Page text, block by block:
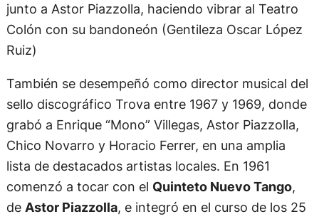
junto a Astor Piazzolla, haciendo vibrar al Teatro
Colón con su bandoneón (Gentileza Oscar López
Ruiz)
También se desempeñó como director musical del
sello discográfico Trova entre 1967 y 1969, donde
grabó a Enrique “Mono” Villegas, Astor Piazzolla,
Chico Novarro y Horacio Ferrer, en una amplia
lista de destacados artistas locales. En 1961
comenzó a tocar con el Quinteto Nuevo Tango,
de Astor Piazzolla, e integró en el curso de los 25